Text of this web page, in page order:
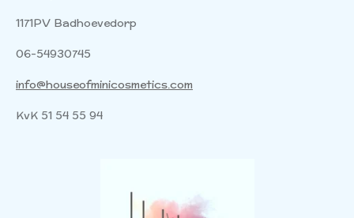
1171PV Badhoevedorp
06-54930745
info@houseofminicosmetics.com
KvK 51 54 55 94